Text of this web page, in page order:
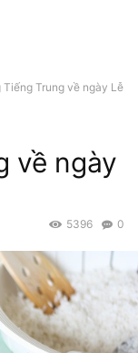
Tiếng Trung về ngày Lễ
về ngày
0
5396